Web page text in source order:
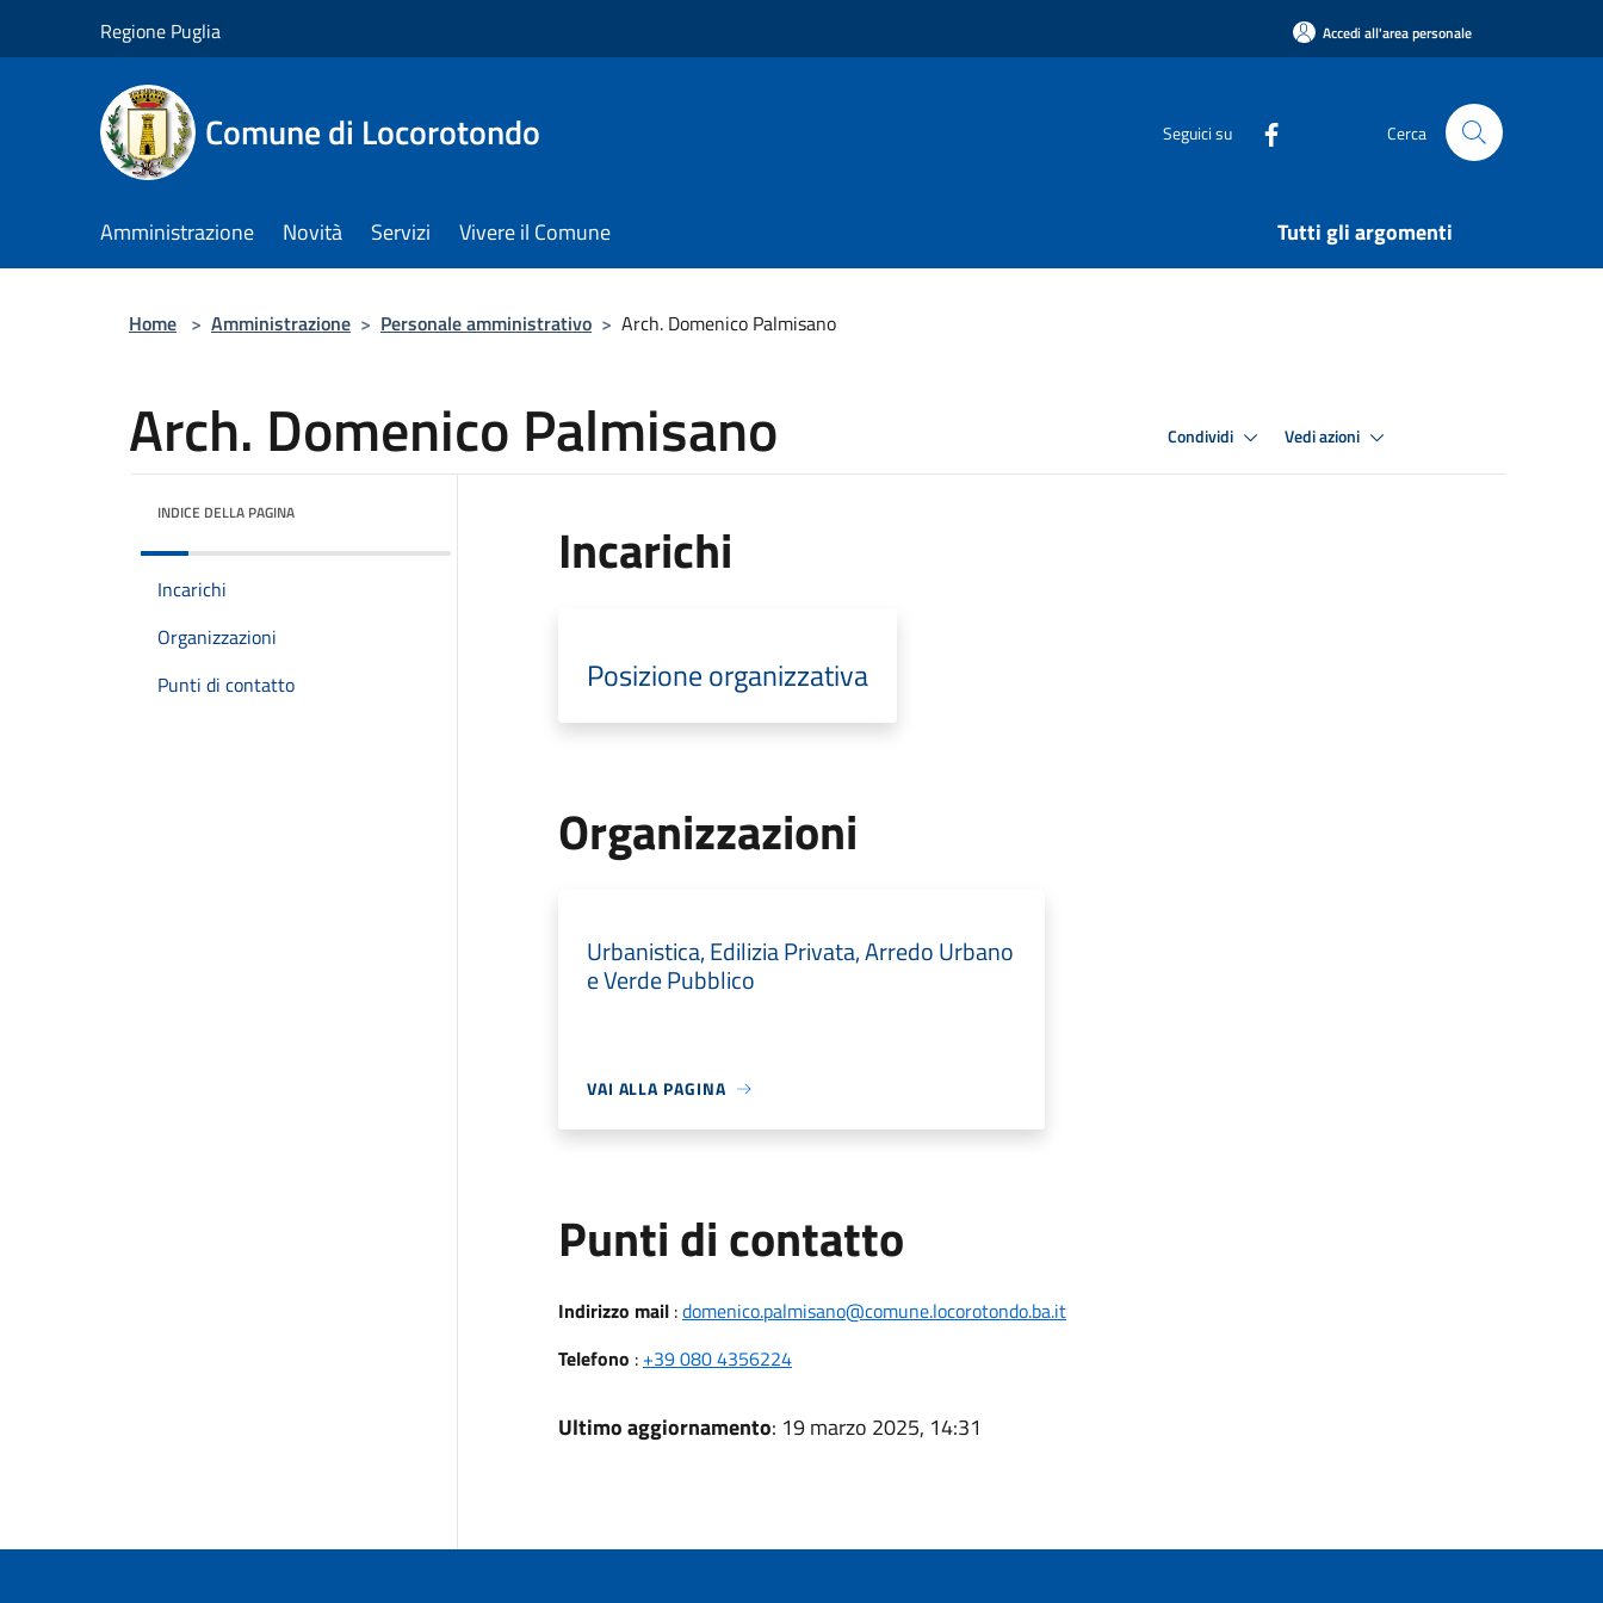
Regione Puglia Accedi all'area personale
Comune di Locorotondo Seguici su Cerca
Amministrazione Novità Servizi Vivere il Comune Tutti gli argomenti
Home > Amministrazione > Personale amministrativo > Arch. Domenico Palmisano
Arch. Domenico Palmisano Condividi Vedi azioni
INDICE DELLA PAGINA
Incarichi
Organizzazioni
Punti di contatto
Incarichi
Posizione organizzativa
Organizzazioni
Urbanistica, Edilizia Privata, Arredo Urbano
e Verde Pubblico
VAI ALLA PAGINA
Punti di contatto
Indirizzo mail:domenico.palmisano@comune.locorotondo.ba.it
Telefono : +39 080 4356224
Ultimo aggiornamento: 19 marzo 2025, 14:31